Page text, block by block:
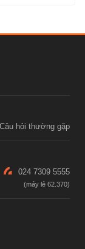
Câu hỏi thường gặp
024 7309 5555